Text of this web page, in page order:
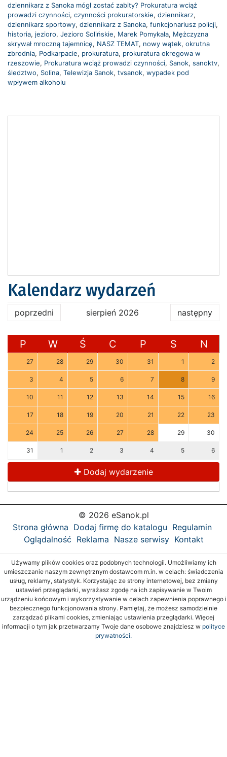
dziennikarz z Sanoka mógł zostać zabity? Prokuratura wciąż
prowadzi czynności, czynności prokuratorskie, dziennikarz,
dziennikarz sportowy, dziennikarz z Sanoka, funkcjonariusz policji,
historia, jezioro, Jezioro Solińskie, Marek Pomykała, Mężczyzna
skrywał mroczną tajemnicę, NASZ TEMAT, nowy wątek, okrutna
zbrodnia, Podkarpacie, prokuratura, prokuratura okregowa w
rzeszowie, Prokuratura wciąż prowadzi czynności, Sanok, sanoktv,
śledztwo, Solina, Telewizja Sanok, tvsanok, wypadek pod
wpływem alkoholu
Kalendarz wydarzeń
poprzedni sierpień 2026 następny
P W Ś C P S N
27 28 29 30 31 1 2
3 4 5 6 7 8 9
10 11 12 13 14 15 16
17 18 19 20 21 22 23
24 25 26 27 28 29 30
31 1 2 3 4 5 6
Dodaj wydarzenie
© 2026 eSanok.pl
Strona główna Dodaj firmę do katalogu Regulamin
Oglądalność Reklama Nasze serwisy Kontakt
Używamy plików cookies oraz podobnych technologii. Umożliwiamy ich
umieszczanie naszym zewnętrznym dostawcom m.in. w celach: świadczenia
usług, reklamy, statystyk. Korzystając ze strony internetowej, bez zmiany
ustawień przeglądarki, wyrażasz zgodę na ich zapisywanie w Twoim
urządzeniu końcowym i wykorzystywanie w celach zapewnienia poprawnego i
bezpiecznego funkcjonowania strony. Pamiętaj, że możesz samodzielnie
zarządzać plikami cookies, zmieniając ustawienia przeglądarki. Więcej
informacji o tym jak przetwarzamy Twoje dane osobowe znajdziesz w polityce
prywatności.